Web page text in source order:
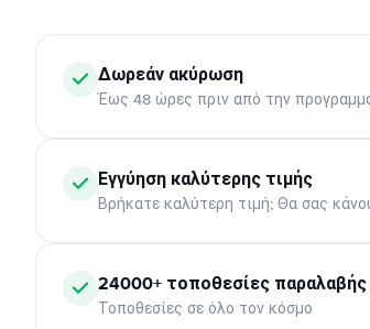
Δωρεάν ακύρωση
Έως 48 ώρες πριν από την
Εγγύηση καλύτερης τιμής
Βρήκατε καλύτερη τιμή; Θα σας
24000+ τοποθεσίες παραλαβής
Τοποθεσίες σε όλο τον κόσμο